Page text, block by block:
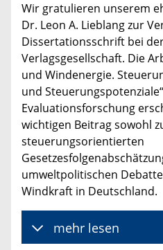
Wir gratulieren unserem
Dr. Leon A. Lieblang zur
Dissertationsschrift bei
Verlagsgesellschaft. Die
und Windenergie.
und
Evaluationsforschung
wichtigen Beitrag sowohl
steuerungsorientierten
umweltpolitischen
Windkraft in Deutschland.
mehr lesen